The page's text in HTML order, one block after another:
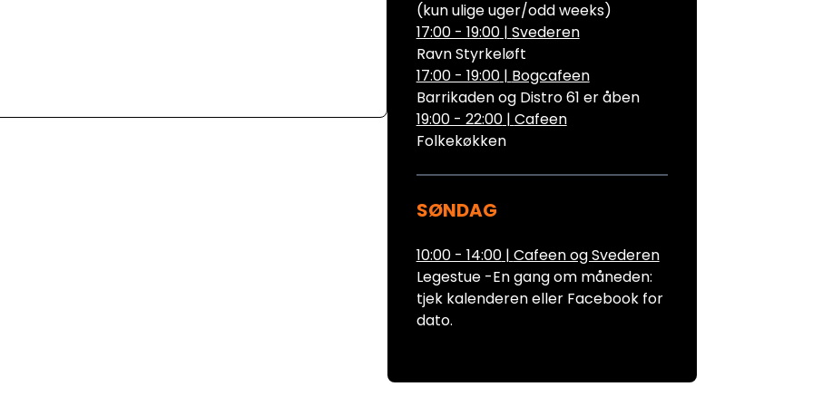
(kun ulige uger/odd weeks)
17:00 - 19:00| Svederen
Ravn Styrkeløft
17:00 - 19:00| Bogcafeen
Barrikaden og Distro 61 er åben
19:00 - 22:00| Cafeen
Folkekøkken
SØNDAG
10:00 - 14:00| Cafeen og Svederen
Legestue -En gang om måneden:
tjek kalenderen eller Facebook for
dato.